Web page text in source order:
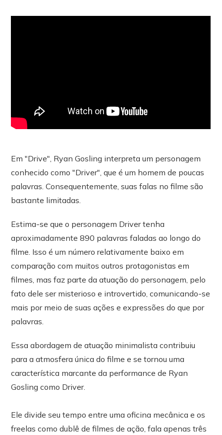
Em "Drive", Ryan Gosling interpreta um personagem
conhecido como "Driver", que é um homem de poucas
palavras. Consequentemente, suas falas no filme são
bastante limitadas.
Estima-se que o personagem Driver tenha
aproximadamente 890 palavras faladas ao longo do
filme. Isso é um número relativamente baixo em
comparação com muitos outros protagonistas em
filmes, mas faz parte da atuação do personagem, pelo
fato dele ser misterioso e introvertido, comunicando-se
mais por meio de suas ações e expressões do que por
palavras.
Essa abordagem de atuação minimalista contribuiu
para a atmosfera única do filme e se tornou uma
característica marcante da performance de Ryan
Gosling como Driver.
Ele divide seu tempo entre uma oficina mecânica e os
freelas como dublê de filmes de ação, fala apenas três